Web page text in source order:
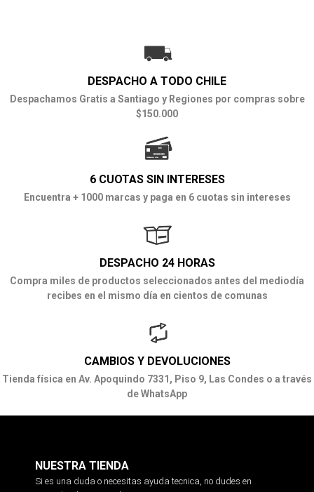
DESPACHO A TODO CHILE
Despachamos Gratis a Santiago y Regiones por compras sobre
$150.000
6 CUOTAS SIN INTERESES
Encuentra + 1000 marcas y paga en 6 cuotas sin intereses
DESPACHO 24 HORAS
Compra miles de productos seleccionados antes del mediodía
recibes en el mismo día en cientos de comunas
CAMBIOS Y DEVOLUCIONES
Tienda física en Av. Apoquindo 7331, Piso 9, Las Condes o a través
de WhatsApp
NUESTRA TIENDA
Si es una duda o necesitas ayuda tecnica, no dudes en